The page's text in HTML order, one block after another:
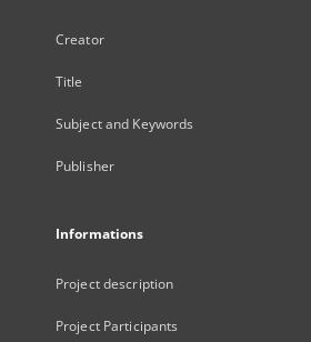
Creator
Title
Subject and Keywords
Publisher
Informations
Project description
Project Participants